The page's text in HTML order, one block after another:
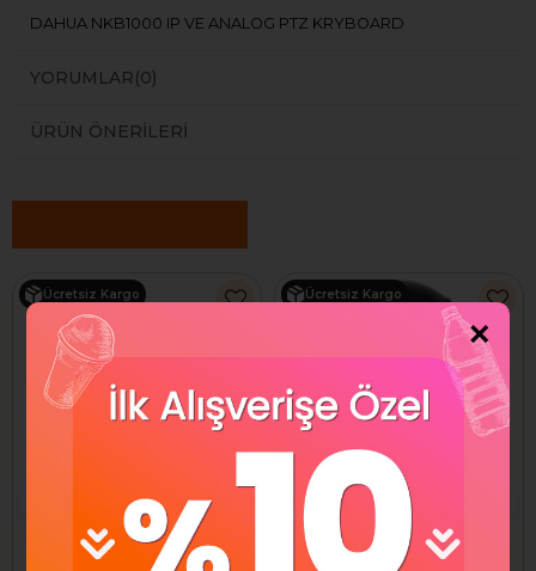
DAHUA NKB1000 IP VE ANALOG PTZ KRYBOARD
YORUMLAR(0)
ÜRÜN ÖNERILERI
Ücretsiz Kargo Ücretsiz Kargo
×